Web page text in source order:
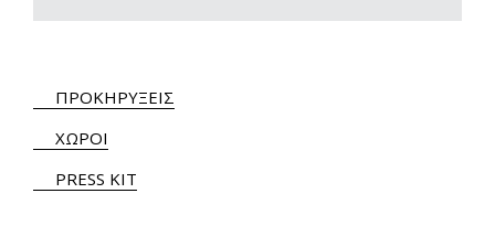
ΠΡΟΚΗΡΥΞΕΙΣ
ΧΩΡΟΙ
PRESS KIT